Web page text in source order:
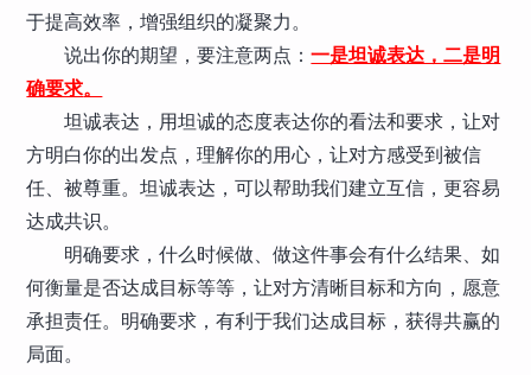
于提高效率，增强组织的凝聚力。
说出你的期望，要注意两点：一是坦诚表达，二是明
确要求。
坦诚表达，用坦诚的态度表达你的看法和要求，让对
方明白你的出发点，理解你的用心，让对方感受到被信
任、被尊重。坦诚表达，可以帮助我们建立互信，更容易
达成共识。
明确要求，什么时候做、做这件事会有什么结果、如
何衡量是否达成目标等等，让对方清晰目标和方向，愿意
承担责任。明确要求，有利于我们达成目标，获得共赢的
局面。